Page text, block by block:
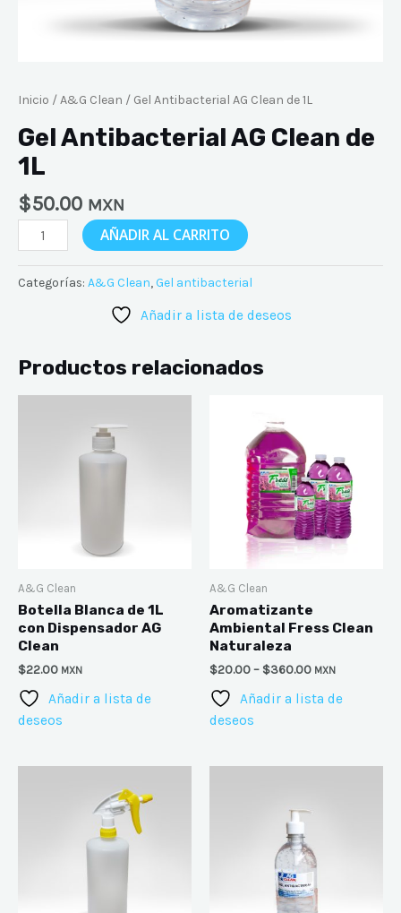
Inicio /A&G Clean / Gel Antibacterial AG Clean de 1L
Gel Antibacterial AG Clean de
1L
$50.00 MXN
AÑADIR AL CARRITO
Categorías: A&G Clean,Gel antibacterial
Añadir a lista de deseos
Productos relacionados
A&G Clean
Botella Blanca de 1L
con Dispensador AG
Clean
$22.00 MXN
Añadir a lista de
deseos
A&G Clean
Aromatizante
Ambiental Fress Clean
Naturaleza
$20.00– $360.00 MXN
Añadir a lista de
deseos